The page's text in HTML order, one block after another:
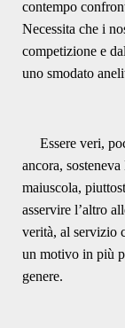
contempo
Necessita che i
competizione e
uno smodato
Essere veri,
ancora,
maiuscola,
asservire l’altro
verità, al servizio
un motivo in più
genere.